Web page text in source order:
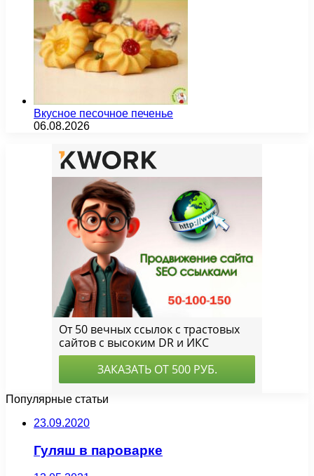
Вкусное песочное печенье
06.08.2026
Популярные статьи
23.09.2020
Гуляш в пароварке